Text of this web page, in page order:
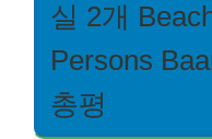
실 2개
Persons
총평